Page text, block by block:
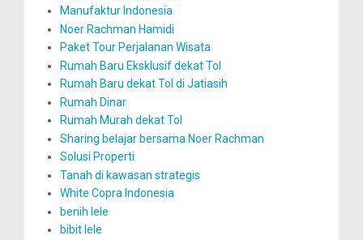
Manufaktur Indonesia
Noer Rachman Hamidi
Paket Tour Perjalanan Wisata
Rumah Baru Eksklusif dekat Tol
Rumah Baru dekat Tol di Jatiasih
Rumah Dinar
Rumah Murah dekat Tol
Sharing belajar bersama Noer Rachman
Solusi Properti
Tanah di kawasan strategis
White Copra Indonesia
benih lele
bibit lele